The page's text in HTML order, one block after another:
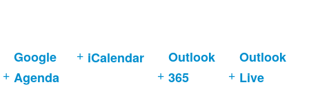
Google
Agenda
iCalendar
Outlook
365
Outlook
Live